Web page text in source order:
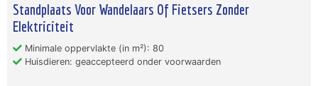
Standplaats Voor Wandelaars Of Fietsers Zonder
Elektriciteit
Minimale oppervlakte (in m²): 80
Huisdieren: geaccepteerd onder voorwaarden